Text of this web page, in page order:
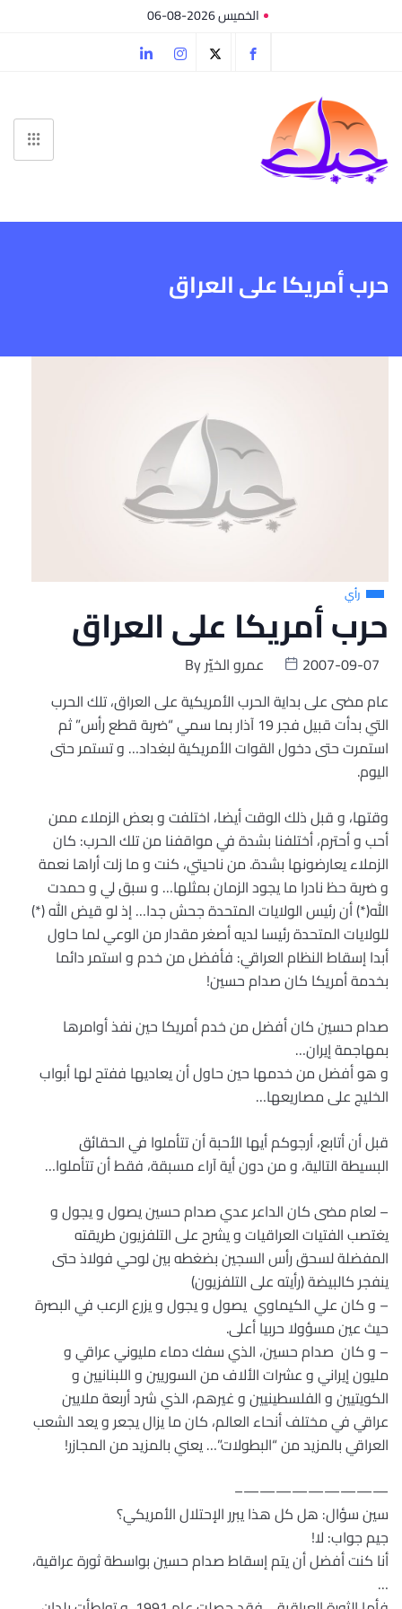
الخميس 2026-08-06
حرب أمريكا على العراق
رأي
حرب أمريكا على العراق
Byعمرو الخيّر
2007-09-07
عام مضى على بداية الحرب الأمريكية على العراق، تلك الحرب
التي بدأت قبيل فجر 19 آذار بما سمي “ضربة قطع رأس” ثم
استمرت حتى دخول القوات الأمريكية لبغداد… و تستمر حتى
اليوم.
وقتها، و قبل ذلك الوقت أيضا، اختلفت و بعض الزملاء ممن
أحب و أحترم، أختلفنا بشدة في مواقفنا من تلك الحرب: كان
الزملاء يعارضونها بشدة. من ناحيتي، كنت و ما زلت أراها نعمة
و ضربة حظ نادرا ما يجود الزمان بمثلها… و سبق لي و حمدت
الله(*) أن رئيس الولايات المتحدة جحش جدا… إذ لو قيض الله (*)
للولايات المتحدة رئيسا لديه أصغر مقدار من الوعي لما حاول
أبدا إسقاط النظام العراقي: فأفضل من خدم و استمر دائما
بخدمة أمريكا كان صدام حسين!
صدام حسين كان أفضل من خدم أمريكا حين نفذ أوامرها
بمهاجمة إيران…
و هو أفضل من خدمها حين حاول أن يعاديها ففتح لها أبواب
الخليج على مصاريعها…
قبل أن أتابع، أرجوكم أيها الأحبة أن تتأملوا في الحقائق
البسيطة التالية، و من دون أية آراء مسبقة، فقط أن تتأملوا…
– لعام مضى كان الداعر عدي صدام حسين يصول و يجول و
يغتصب الفتيات العراقيات و يشرح على التلفزيون طريقته
المفضلة لسحق رأس السجين بضغطه بين لوحي فولاذ حتى
ينفجر كالبيضة (رأيته على التلفزيون)
– و كان علي الكيماوي يصول و يجول و يزرع الرعب في البصرة
حيث عين مسؤولا حربيا أعلى.
– و كان صدام حسين، الذي سفك دماء مليوني عراقي و
مليون إيراني و عشرات الألاف من السوريين و اللبنانيين و
الكويتيين و الفلسطينيين و غيرهم، الذي شرد أربعة ملايين
عراقي في مختلف أنحاء العالم، كان ما يزال يجعر و يعد الشعب
العراقي بالمزيد من “البطولات”… يعني بالمزيد من المجازر!
—————————–
سين سؤال: هل كل هذا يبرر الإحتلال الأمريكي؟
جيم جواب: لا!
أنا كنت أفضل أن يتم إسقاط صدام حسين بواسطة ثورة عراقية،
…